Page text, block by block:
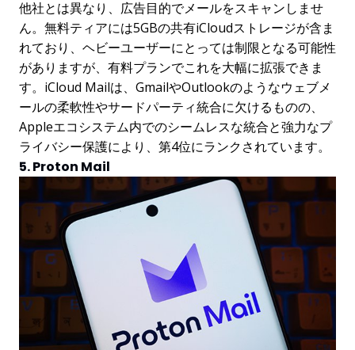
他社とは異なり、広告目的でメールをスキャンしませ
ん。無料ティアには5GBの共有iCloudストレージが含ま
れており、ヘビーユーザーにとっては制限となる可能性
がありますが、有料プランでこれを大幅に拡張できま
す。iCloud Mailは、GmailやOutlookのようなウェブメ
ールの柔軟性やサードパーティ統合に欠けるものの、
Appleエコシステム内でのシームレスな統合と強力なプ
ライバシー保護により、第4位にランクされています。
5. Proton Mail